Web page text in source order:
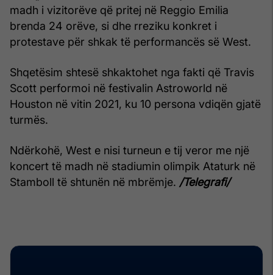
madh i vizitorëve që pritej në Reggio Emilia
brenda 24 orëve, si dhe rreziku konkret i
protestave për shkak të performancës së West.
Shqetësim shtesë shkaktohet nga fakti që Travis
Scott performoi në festivalin Astroworld në
Houston në vitin 2021, ku 10 persona vdiqën gjatë
turmës.
Ndërkohë, West e nisi turneun e tij veror me një
koncert të madh në stadiumin olimpik Ataturk në
Stamboll të shtunën në mbrëmje. /Telegrafi/